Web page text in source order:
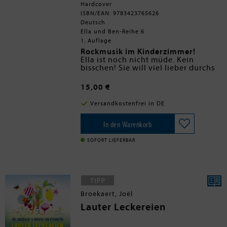
Hardcover
ISBN/EAN: 9783423765626
Deutsch
Ella und Ben-Reihe 6
1. Auflage
Rockmusik im Kinderzimmer!
Ella ist noch nicht müde. Kein
bisschen! Sie will viel lieber durchs
ein Einsehen und packt genau die
richtige Musik dafür aus: AC/DC.
Und schon bald wird zu »Highway to
Hell« durch die Wohnung gehüpft,
bis Ella und ihr kleiner Bruder Ben
zufrieden ins Bett fallen. Was für ein
Spaß!
Die erste Bilderbuch-Biografie zu
AC/DC - der erfolgreichsten
Rockband der Welt
Führt Kinder an moderne
Musikgeschichte heran
Mit exklusivem Lied im Stil der
Band von William Wahl
Zu diesem Buch finden Sie
Quizfragen auf antolin.de
15,00 €
Versandkostenfrei in DE
In den Warenkorb
SOFORT LIEFERBAR
Broekaert, Joël
Lauter Leckereien